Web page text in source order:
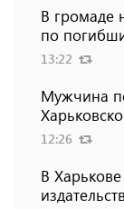
В громаде
по
13:22
Мужчина
12:26
В